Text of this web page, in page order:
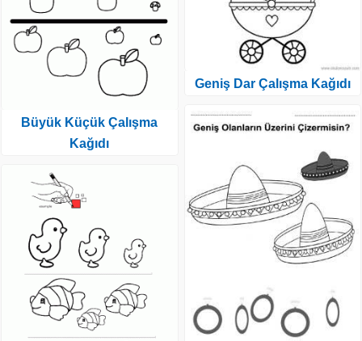
Büyük Küçük Çalışma
Kağıdı
Geniş Dar Çalışma Kağıdı